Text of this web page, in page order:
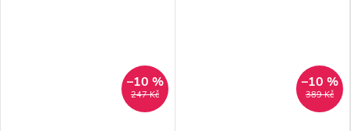
247 Kč
–10 %
389 Kč
–10 %